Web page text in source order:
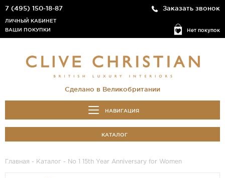
7 (495) 150-18-87 Заказать звонок
Нет покупок
ЛИЧНЫЙ КАБИНЕТ
ВАШИ ПОКУПКИ
Сделано в Великобритании
НАВИГАЦИЯ
КАТАЛОГ
Главная - Каталог - No 1 15th Year Anniversary for Women